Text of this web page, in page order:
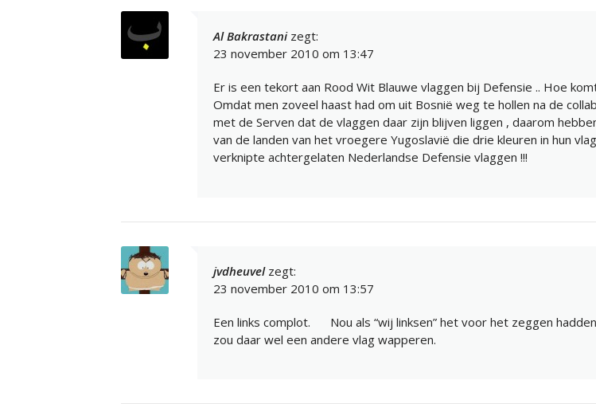
Al Bakrastani zegt:
23 november 2010 om 13:47
Er is een tekort aan Rood Wit Blauwe vlaggen bij Defensie .. Hoe
Omdat men zoveel haast had om uit Bosnië weg te hollen na de
met de Serven dat de vlaggen daar zijn blijven liggen , daarom
van de landen van het vroegere Yugoslavië die drie kleuren in hun
verknipte achtergelaten Nederlandse Defensie vlaggen !!!
jvdheuvel zegt:
23 november 2010 om 13:57
Een links complot.
Nou als “wij linksen” het voor het zeggen
zou daar wel een andere vlag wapperen.